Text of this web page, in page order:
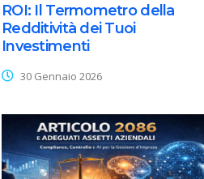
ROI: Il Termometro della
Redditività dei Tuoi
Investimenti
30 Gennaio 2026